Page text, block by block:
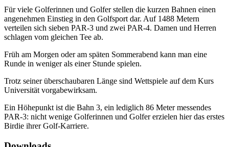
Für viele Golferinnen und Golfer stellen die kurzen Bahnen einen
angenehmen Einstieg in den Golfsport dar. Auf 1488 Metern
verteilen sich sieben PAR-3 und zwei PAR-4. Damen und Herren
schlagen vom gleichen Tee ab.
Früh am Morgen oder am späten Sommerabend kann man eine
Runde in weniger als einer Stunde spielen.
Trotz seiner überschaubaren Länge sind Wettspiele auf dem Kurs
Universität vorgabewirksam.
Ein Höhepunkt ist die Bahn 3, ein lediglich 86 Meter messendes
PAR-3: nicht wenige Golferinnen und Golfer erzielen hier das erstes
Birdie ihrer Golf-Karriere.